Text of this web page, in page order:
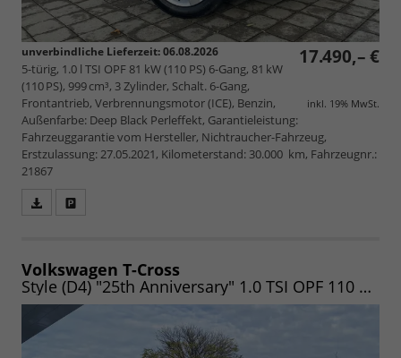
17.490,– €
inkl. 19% MwSt.
unverbindliche Lieferzeit:06.08.2026
5-türig, 1.0 l TSI OPF 81 kW (110 PS) 6-Gang, 81 kW
(110 PS), 999 cm³, 3 Zylinder, Schalt. 6-Gang,
Frontantrieb, Verbrennungsmotor (ICE), Benzin,
Außenfarbe: Deep Black Perleffekt, Garantieleistung:
Fahrzeuggarantie vom Hersteller, Nichtraucher-Fahrzeug,
Erstzulassung: 27.05.2021, Kilometerstand: 30.000 km, Fahrzeugnr.:
21867
speichern/drucken
Volkswagen T-Cross
Style (D4) "25th Anniversary" 1.0 TSI OPF 110 WINTER|ACC|LED|NAV|CLIMA|4JGarantie|UVM. (Vorlauf 06.08.2026)